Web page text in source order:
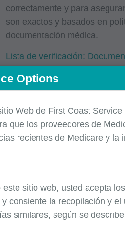
correctamente y para
son exactos y basados en
documentación médica.
Lista de verificación:
Antes de llamar al centro de
preguntas relacionadas con
Vea las siguientes preguntas
Formulario CMS-R-131
Cobertura (ABN)’
Options
Web de First Coast
que los proveedores de
recientes de Medicare y la
sitio web, usted acepta los
consiente la recopilación y
similares, según se